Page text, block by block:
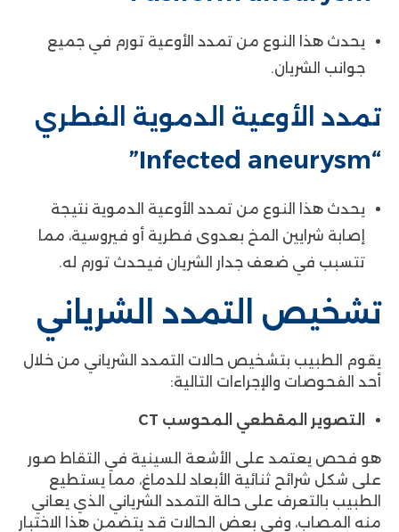
يحدث هذا النوع من تمدد الأوعية تورم في جميع
جوانب الشريان.
تمدد الأوعية الدموية الفطري
“Infected aneurysm”
يحدث هذا النوع من تمدد الأوعية الدموية نتيجة
إصابة شرايين المخ بعدوى فطرية أو فيروسية، مما
تتسبب في ضعف جدار الشريان فيحدث تورم له.
تشخيص التمدد الشرياني
يقوم الطبيب بتشخيص حالات التمدد الشرياني من خلال
أحد الفحوصات والإجراءات التالية:
التصوير المقطعي المحوسب CT
هو فحص يعتمد على الأشعة السينية في التقاط صور
على شكل شرائح ثنائية الأبعاد للدماغ، مما يستطيع
الطبيب بالتعرف على حالة التمدد الشرياني الذي يعاني
منه المصاب، وفي بعض الحالات قد يتضمن هذا الاختبار